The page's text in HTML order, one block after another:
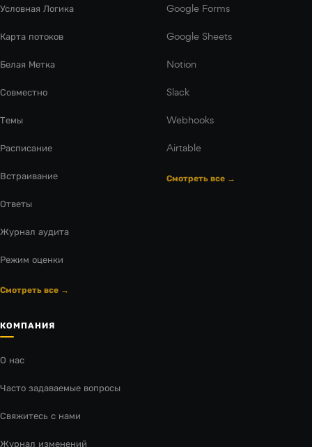
Условная Логика
Карта потоков
Белая Метка
Совместно
Темы
Расписание
Встраивание
Ответы
Журнал аудита
Режим оценки
Смотреть все →
Google Forms
Google Sheets
Notion
Slack
Webhooks
Airtable
Смотреть все →
КОМПАНИЯ
О нас
Часто задаваемые вопросы
Свяжитесь с нами
Журнал изменений